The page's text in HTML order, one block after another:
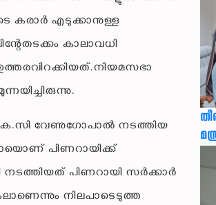
കരാർ എടുക്കാനുള്ള
കാലാവധി
വേണുഗോപാൽ നടത്തിയ
പിണറായിക്ക്
നടത്തിയത് പിണറായി സര്‍ക്കാര്‍
നിലപാടെടുത്ത